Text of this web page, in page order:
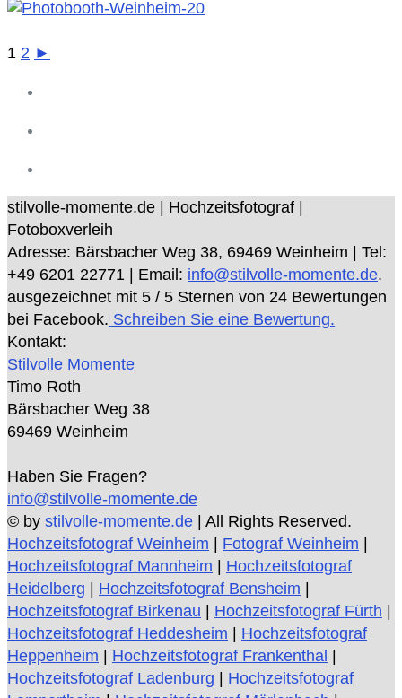
1 2 ►
stilvolle-momente.de | Hochzeitsfotograf |
Fotoboxverleih
Adresse: Bärsbacher Weg 38, 69469 Weinheim | Tel:
+49 6201 22771 | Email: info@stilvolle-momente.de.
ausgezeichnet mit 5 / 5 Sternen von 24 Bewertungen
bei Facebook. Schreiben Sie eine Bewertung.
Kontakt:
Stilvolle Momente
Timo Roth
Bärsbacher Weg 38
69469 Weinheim
Haben Sie Fragen?
info@stilvolle-momente.de
© by stilvolle-momente.de | All Rights Reserved.
Hochzeitsfotograf Weinheim
Fotograf Weinheim
Hochzeitsfotograf Mannheim
Hochzeitsfotograf
Heidelberg
Hochzeitsfotograf Bensheim
Hochzeitsfotograf Birkenau
Hochzeitsfotograf Fürth
Hochzeitsfotograf Heddesheim
Hochzeitsfotograf
Heppenheim
Hochzeitsfotograf Frankenthal
Hochzeitsfotograf Ladenburg
Hochzeitsfotograf